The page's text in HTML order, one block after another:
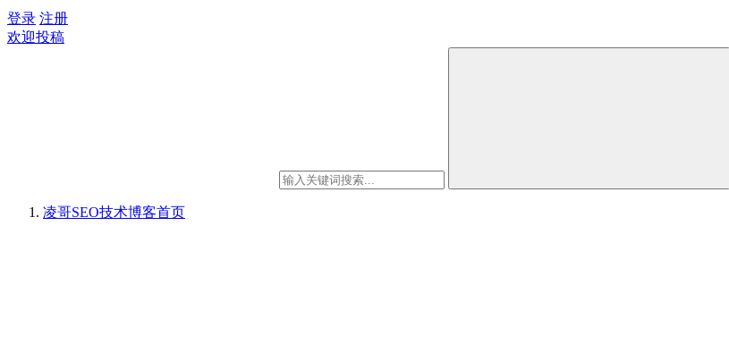
登录 注册
欢迎投稿
凌哥SEO技术博客首页